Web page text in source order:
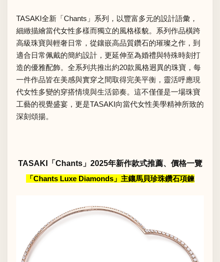
TASAKI全新「Chants」系列，以豐富多元的設計語彙，
細緻描繪當代女性多樣而獨立的風格樣貌。系列作品橫跨
高級珠寶與輕奢日常，從鑲嵌高品質鑽石的璀璨之作，到
適合日常佩戴的簡約設計，更延伸至為婚禮與特殊時刻打
造的優雅配飾。全系列共推出約20款風格迥異的珠寶，每
一件作品皆在美感與實穿之間取得完美平衡，靈活呼應現
代女性多變的穿搭情境與生活節奏。這不僅僅是一場珠寶
工藝的視覺盛宴，更是TASAKI向當代女性美學精神所致的
深刻頌揚。
TASAKI「Chants」2025年新作款式推薦、價格一覽
「Chants Luxe Diamonds」主鑲馬貝珍珠鑽石項鍊